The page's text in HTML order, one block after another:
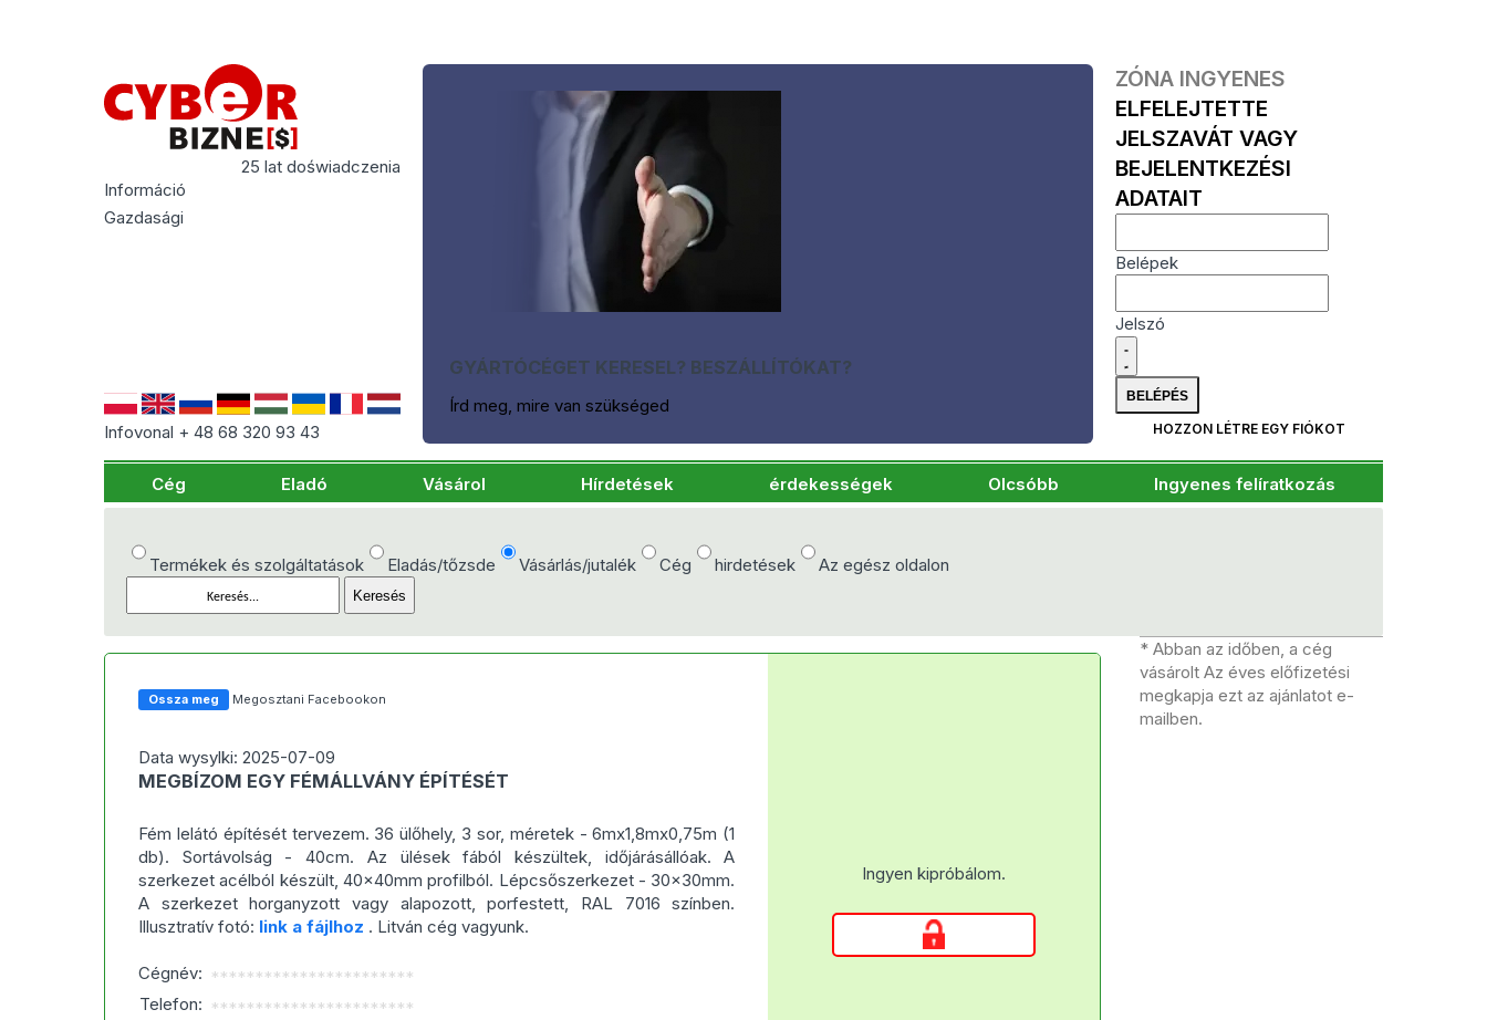
25 lat doświadczenia
Információ
Gazdasági
Infovonal + 48 68 320 93 43
GYÁRTÓCÉGET KERESEL? BESZÁLLÍTÓKAT?
Írd meg, mire van szükséged
ZÓNA INGYENES
ELFELEJTETTE
JELSZAVÁT VAGY
BEJELENTKEZÉSI
ADATAIT
Belépek
Jelszó
HOZZON LÉTRE EGY FIÓKOT
Cég Eladó Vásárol Hírdetések érdekességek Olcsóbb Ingyenes felíratkozás
Termékek és szolgáltatások Eladás/tőzsde Vásárlás/jutalék Cég hirdetések Az egész oldalon
Ossza meg Megosztani Facebookon
Data wysylki: 2025-07-09
MEGBÍZOM EGY FÉMÁLLVÁNY ÉPÍTÉSÉT
Fém lelátó építését tervezem. 36 ülőhely, 3 sor, méretek - 6mx1,8mx0,75m (1
db). Sortávolság - 40cm. Az ülések fából készültek, időjárásállóak. A
szerkezet acélból készült, 40x40mm profilból. Lépcsőszerkezet - 30x30mm.
A szerkezet horganyzott vagy alapozott, porfestett, RAL 7016 színben.
Illusztratív fotó: link a fájlhoz . Litván cég vagyunk.
Cégnév: ***********************
Telefon: ***********************
Ingyen kipróbálom.
* Abban az időben, a cég
vásárolt Az éves előfizetési
megkapja ezt az ajánlatot e-
mailben.